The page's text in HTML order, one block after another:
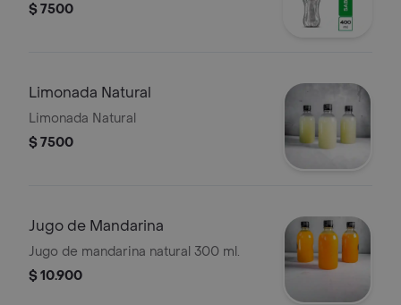
$ 7500
Limonada Natural
Limonada Natural
$ 7500
Jugo de Mandarina
Jugo de mandarina natural 300 ml.
$ 10.900